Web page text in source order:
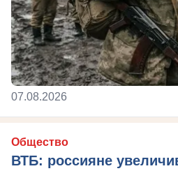
07.08.2026
Общество
ВТБ: россияне